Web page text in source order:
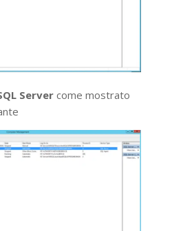
Servercome mostrato